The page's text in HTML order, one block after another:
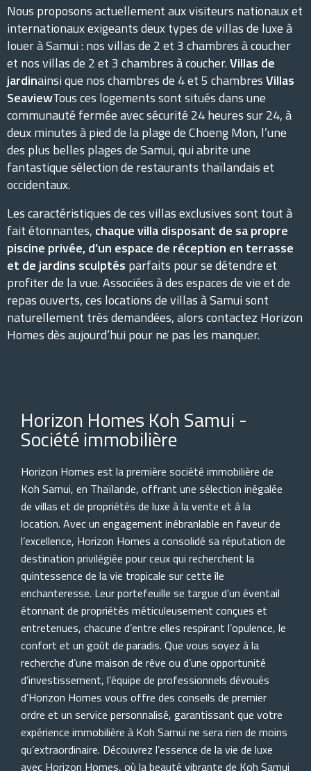
Nous proposons actuellement aux visiteurs nationaux et
internationaux exigeants deux types de villas de luxe à
louer à Samui : nos villas de 2 et 3 chambres à coucher
et nos villas de 2 et 3 chambres à coucher.Villas de
jardinainsi que nos chambres de 4 et 5 chambresVillas
SeaviewTous ces logements sont situés dans une
communauté fermée avec sécurité 24 heures sur 24, à
deux minutes à pied de la plage de Choeng Mon, l’une
des plus belles plages de Samui, qui abrite une
fantastique sélection de restaurants thaïlandais et
occidentaux.
Les caractéristiques de ces villas exclusives sont tout à
fait étonnantes, chaque villa disposant de sa propre
piscine privée, d’un espace de réception en terrasse
et de jardins sculptés parfaits pour se détendre et
profiter de la vue. Associées à des espaces de vie et de
repas ouverts, ces locations de villas à Samui sont
naturellement très demandées, alors contactez Horizon
Homes dès aujourd’hui pour ne pas les manquer.
Horizon Homes Koh Samui -
Société immobilière
Horizon Homes est la première société immobilière de
Koh Samui, en Thaïlande, offrant une sélection inégalée
de villas et de propriétés de luxe à la vente et à la
location. Avec un engagement inébranlable en faveur de
l’excellence, Horizon Homes a consolidé sa réputation de
destination privilégiée pour ceux qui recherchent la
quintessence de la vie tropicale sur cette île
enchanteresse. Leur portefeuille se targue d’un éventail
étonnant de propriétés méticuleusement conçues et
entretenues, chacune d’entre elles respirant l’opulence, le
confort et un goût de paradis. Que vous soyez à la
recherche d’une maison de rêve ou d’une opportunité
d’investissement, l’équipe de professionnels dévoués
d’Horizon Homes vous offre des conseils de premier
ordre et un service personnalisé, garantissant que votre
expérience immobilière à Koh Samui ne sera rien de moins
qu’extraordinaire. Découvrez l’essence de la vie de luxe
avec Horizon Homes, où la beauté vibrante de Koh Samui